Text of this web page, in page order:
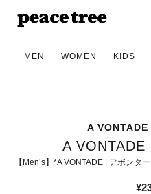
MEN WOMEN KIDS
A VONTADE
A VONTADE
【Men’s】*A VONTADE | アボン
¥